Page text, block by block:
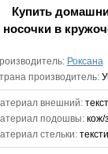
Купить
носочки в
Роксана
производитель:
внешний:
подошвы: кож/
стельки: